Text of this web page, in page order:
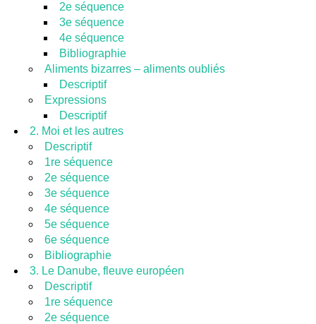
2e séquence
3e séquence
4e séquence
Bibliographie
Aliments bizarres – aliments oubliés
Descriptif
Expressions
Descriptif
2. Moi et les autres
Descriptif
1re séquence
2e séquence
3e séquence
4e séquence
5e séquence
6e séquence
Bibliographie
3. Le Danube, fleuve européen
Descriptif
1re séquence
2e séquence